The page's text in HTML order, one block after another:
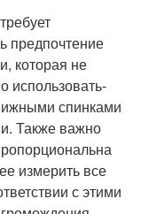
предпочтение
которая не
использовать-
спинками
Также важно
измерить все
с этими